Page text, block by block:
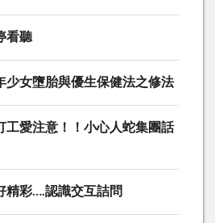
看聽
少女墮胎與優生保健法之修法
工愛注意！！小心人蛇集團話
精彩….認識交互詰問